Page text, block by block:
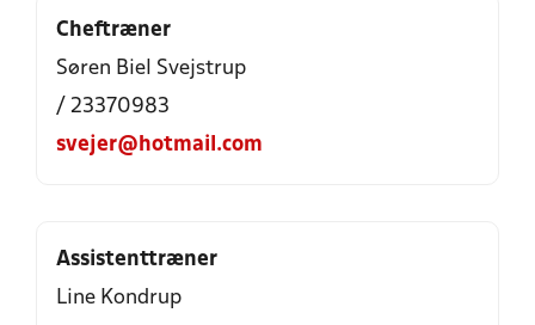
Cheftræner
Søren Biel Svejstrup
/ 23370983
svejer@hotmail.com
Assistenttræner
Line Kondrup